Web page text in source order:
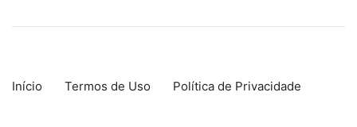
Início Termos de Uso Política de Privacidade